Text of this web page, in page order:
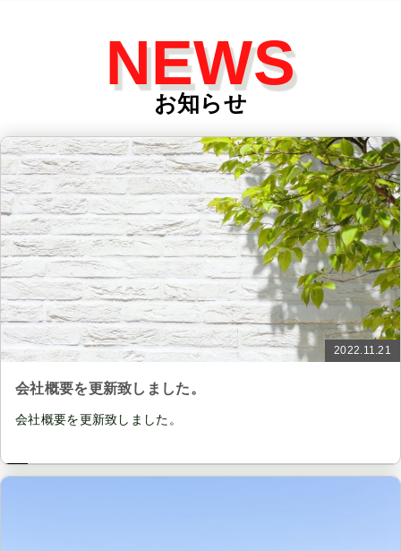
NEWS
お知らせ
2022.11.21
会社概要を更新致しました。
会社概要を更新致しました。